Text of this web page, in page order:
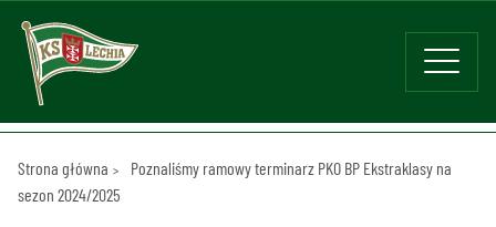
Strona główna
Poznaliśmy ramowy terminarz PKO BP Ekstraklasy na
sezon 2024/2025